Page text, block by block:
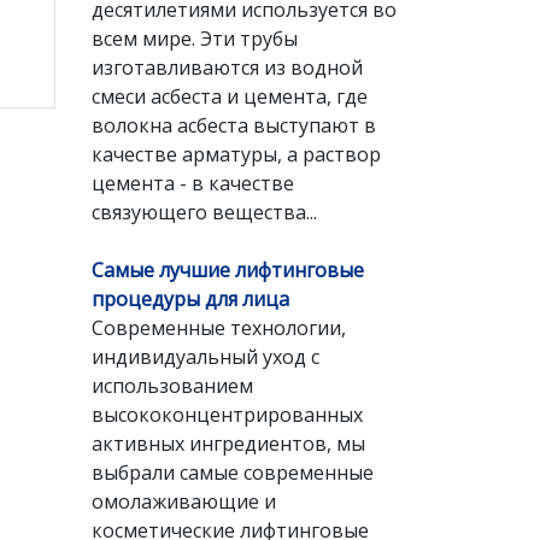
десятилетиями используется во
всем мире. Эти трубы
изготавливаются из водной
смеси асбеста и цемента, где
волокна асбеста выступают в
качестве арматуры, а раствор
цемента - в качестве
связующего вещества...
Самые лучшие лифтинговые
процедуры для лица
Современные технологии,
индивидуальный уход с
использованием
высококонцентрированных
активных ингредиентов, мы
выбрали самые современные
омолаживающие и
косметические лифтинговые